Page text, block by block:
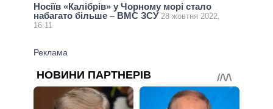
Носіїв «Калібрів» у Чорному морі стало
набагато більше – ВМС ЗСУ 28 жовтня 2022,
16:11